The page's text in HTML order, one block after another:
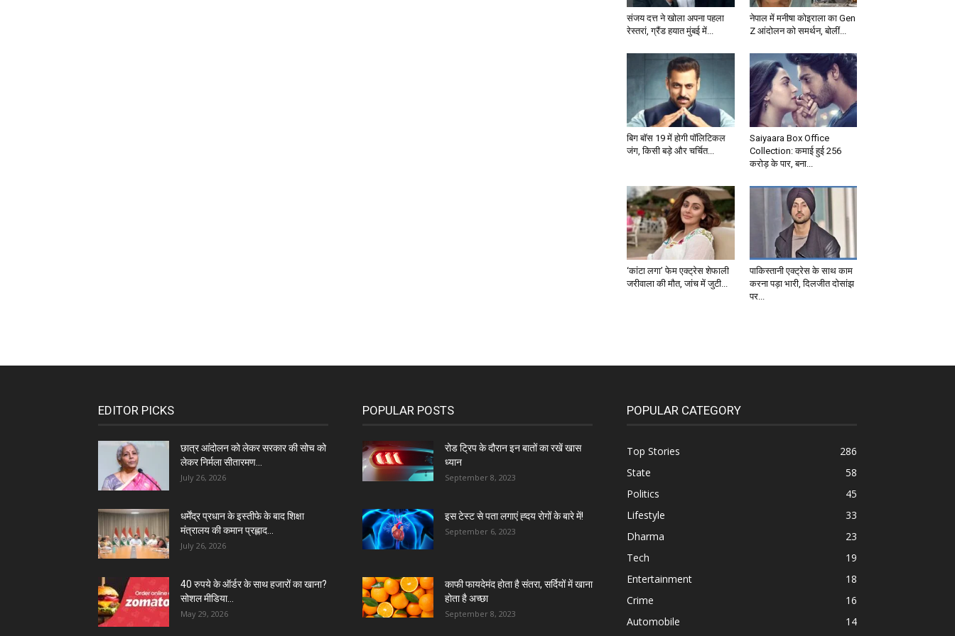
संजय दत्त ने खोला अपना पहला
रेस्तरां, ग्रैंड हयात मुंबई में...
नेपाल में मनीषा कोइराला का Gen
Z आंदोलन को समर्थन, बोलीं...
बिग बॉस 19 में होगी पॉलिटिकल
जंग, किसी बड़े और चर्चित...
Saiyaara Box Office
Collection: कमाई हुई 256
करोड़ के पार, बना...
‘कांटा लगा’ फेम एक्ट्रेस शेफाली
जरीवाला की मौत, जांच में जुटी...
पाकिस्तानी एक्ट्रेस के साथ काम
करना पड़ा भारी, दिलजीत दोसांझ
पर...
EDITOR PICKS
छात्र आंदोलन को लेकर सरकार की सोच को
लेकर निर्मला सीतारमण...
July 26, 2026
धर्मेंद्र प्रधान के इस्तीफे के बाद शिक्षा
मंत्रालय की कमान प्रह्लाद...
July 26, 2026
40 रुपये के ऑर्डर के साथ हजारों का खाना?
सोशल मीडिया...
May 29, 2026
POPULAR POSTS
रोड ट्रिप के दौरान इन बातों का रखें खास
ध्यान
September 8, 2023
इस टेस्ट से पता लगाएं ह्दय रोगों के बारे में!
September 6, 2023
काफी फायदेमंद होता है संतरा, सर्दियों में खाना
होता है अच्छा
September 8, 2023
POPULAR CATEGORY
Top Stories
286
State
58
Politics
45
Lifestyle
33
Dharma
23
Tech
19
Entertainment
18
Crime
16
Automobile
14